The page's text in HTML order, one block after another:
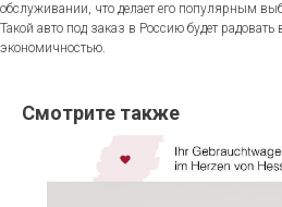
обслуживании, что делает его популярным
Такой авто под заказ в Россию будет
экономичностью.
Смотрите также